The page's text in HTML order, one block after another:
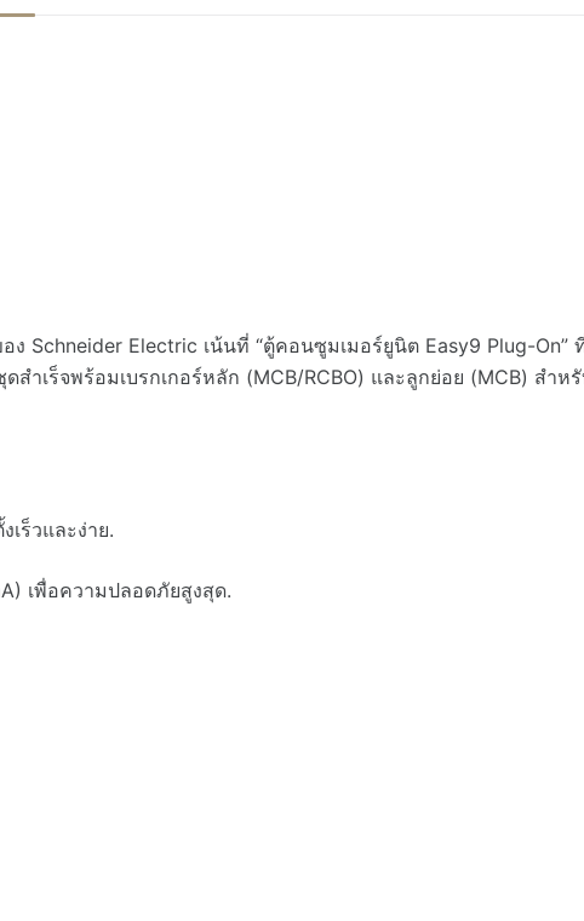
Electric เน้นที่ “ตู้คอนซูมเมอร์ยูนิต Easy9 Plug-On”
ำเร็จพร้อมเบรกเกอร์หลัก (MCB/RCBO) และลูกย่อย (MCB) สำห
เร็วและง่าย.
เพื่อความปลอดภัยสูงสุด.